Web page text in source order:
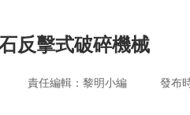
反擊式破碎機械
責任編輯：黎明小編 發布時